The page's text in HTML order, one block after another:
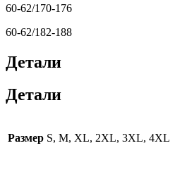
60-62/170-176
60-62/182-188
Детали
Детали
Размер S, M, XL, 2XL, 3XL, 4XL